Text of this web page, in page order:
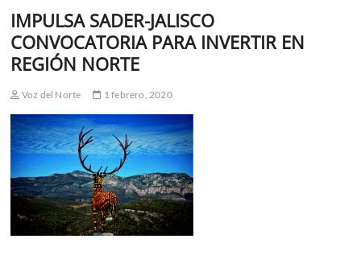
IMPULSA SADER-JALISCO
CONVOCATORIA PARA INVERTIR EN
REGIÓN NORTE
Voz del Norte 1 febrero, 2020